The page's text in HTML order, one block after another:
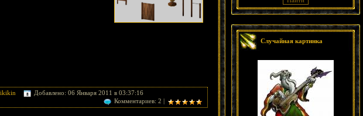
Добавлено: 06 Января 2011 в 03:37:16
Комментариев: 2 |
Случайная картинка